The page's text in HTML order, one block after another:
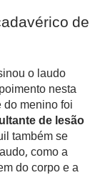
de
o laudo
nesta
menino foi
de lesão
também se
como a
do corpo e a